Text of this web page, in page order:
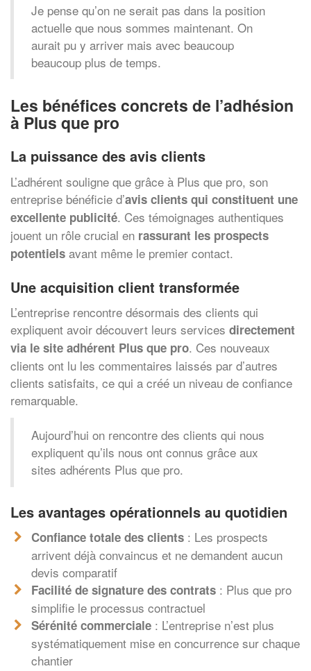
Je pense qu’on ne serait pas dans la position
actuelle que nous sommes maintenant. On
aurait pu y arriver mais avec beaucoup
beaucoup plus de temps.
Les bénéfices concrets de l’adhésion
à Plus que pro
La puissance des avis clients
L’adhérent souligne que grâce à Plus que pro, son
entreprise bénéficie d’avis clients qui constituent une
excellente publicité. Ces témoignages authentiques
jouent un rôle crucial en rassurant les prospects
potentiels avant même le premier contact.
Une acquisition client transformée
L’entreprise rencontre désormais des clients qui
expliquent avoir découvert leurs services directement
via le site adhérent Plus que pro. Ces nouveaux
clients ont lu les commentaires laissés par d’autres
clients satisfaits, ce qui a créé un niveau de confiance
remarquable.
Aujourd’hui on rencontre des clients qui nous
expliquent qu’ils nous ont connus grâce aux
sites adhérents Plus que pro.
Les avantages opérationnels au quotidien
Confiance totale des clients : Les prospects
arrivent déjà convaincus et ne demandent aucun
devis comparatif
Facilité de signature des contrats : Plus que pro
simplifie le processus contractuel
Sérénité commerciale : L’entreprise n’est plus
systématiquement mise en concurrence sur chaque
chantier